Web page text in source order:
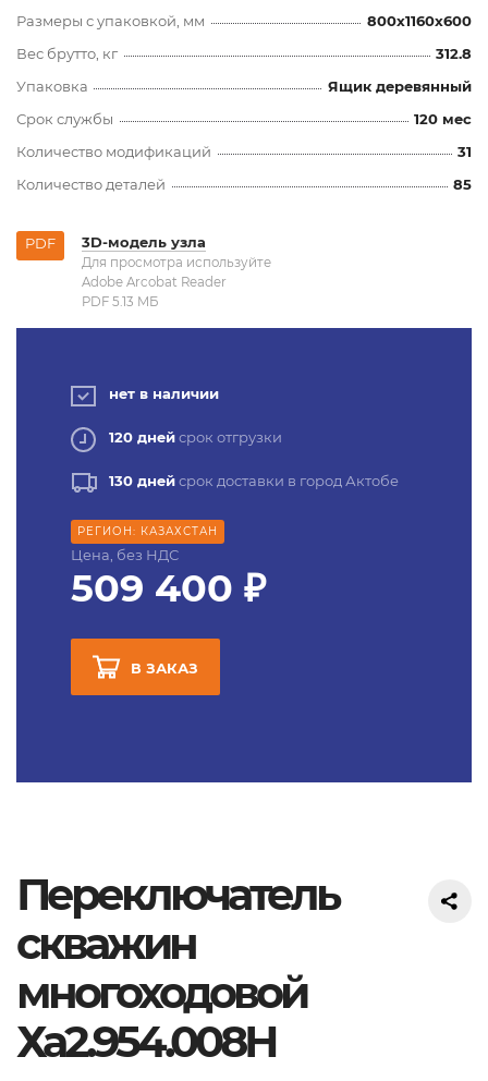
Размеры с упаковкой, мм
800x1160x600
Вес брутто, кг
312.8
Упаковка
Ящик деревянный
Срок службы
120 мес
Количество модификаций
31
Количество деталей
85
PDF 3D-модель узла
Для просмотра используйте
Adobe Arcobat Reader
PDF 5.13 MБ
нет в наличии
120 днейсрок отгрузки
130 днейсрок доставки в город Актобе
РЕГИОН: КАЗАХСТАН
Цена, без НДС
509 400 ₽
В ЗАКАЗ
Переключатель
скважин
многоходовой
Ха2.954.008Н